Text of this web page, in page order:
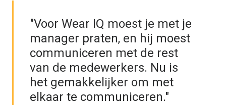
"Voor Wear IQ moest je met je
manager praten, en hij moest
communiceren met de rest
van de medewerkers. Nu is
het gemakkelijker om met
elkaar te communiceren."